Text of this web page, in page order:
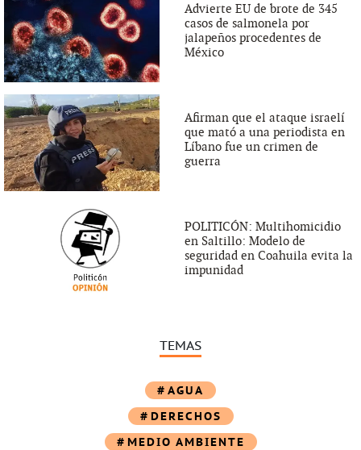
Advierte EU de brote de 345
casos de salmonela por
jalapeños procedentes de
México
Afirman que el ataque israelí
que mató a una periodista en
Líbano fue un crimen de
guerra
POLITICÓN: Multihomicidio
en Saltillo: Modelo de
seguridad en Coahuila evita la
impunidad
TEMAS
AGUA
DERECHOS
MEDIO AMBIENTE